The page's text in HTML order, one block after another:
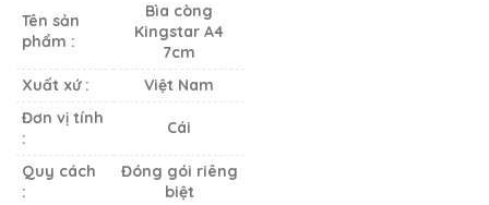
Tên sản
phẩm :
Bìa còng
Kingstar A4
7cm
Xuất xứ :
Việt Nam
Đơn vị tính
:
Cái
Quy cách
:
Đóng gói riêng
biệt